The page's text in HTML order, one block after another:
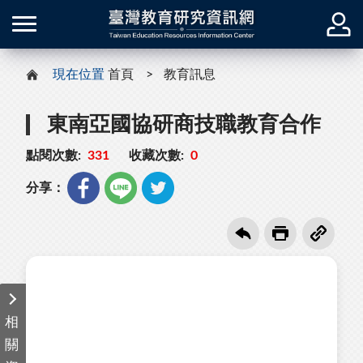
現在位置 首頁 教育訊息
東南亞國協研商技職教育合作
點閱次數: 331 收藏次數: 0
分享：
相
關